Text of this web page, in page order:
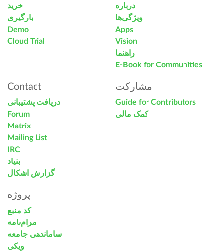
خرید
بارگیری
Demo
Cloud Trial
درباره
ویژگی‌ها
Apps
Vision
راهنما
E-Book for Communities
Contact
دریافت پشتیبانی
Forum
Matrix
Mailing List
IRC
بنیاد
گزارش اشکال
مشارکت
Guide for Contributors
کمک مالی
پروژه
کد منبع
مرام‌نامه
ساماندهی جامعه
ویکی